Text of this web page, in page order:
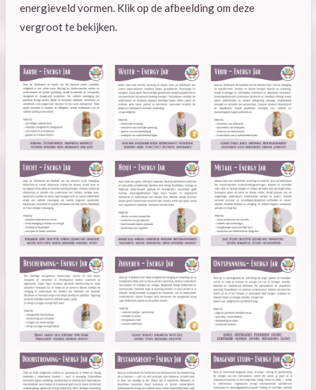
energieveld vormen. Klik op de afbeelding om deze
vergroot te bekijken.